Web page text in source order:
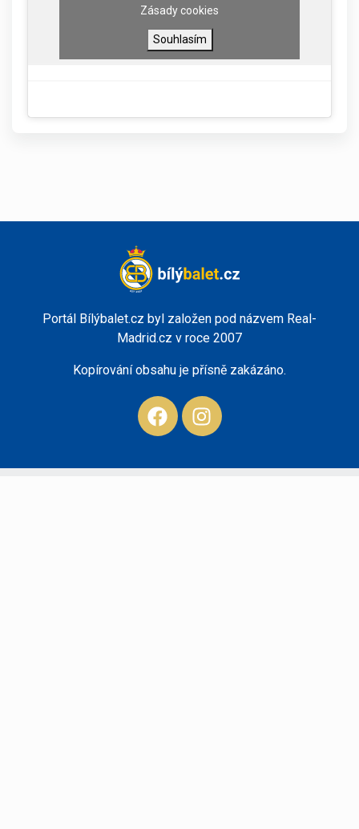
Zásady cookies
Souhlasím
Portál Bílýbalet.cz byl založen pod názvem Real-
Madrid.cz v roce 2007
Kopírování obsahu je přísně zakázáno.